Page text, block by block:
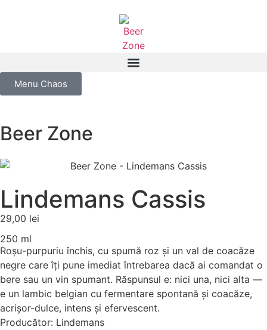
Menu Chaos
Beer Zone
Lindemans Cassis
29,00 lei
250 ml
Roșu-purpuriu închis, cu spumă roz și un val de coacăze
negre care îți pune imediat întrebarea dacă ai comandat o
bere sau un vin spumant. Răspunsul e: nici una, nici alta —
e un lambic belgian cu fermentare spontană și coacăze,
acrișor-dulce, intens și efervescent.
Producător: Lindemans